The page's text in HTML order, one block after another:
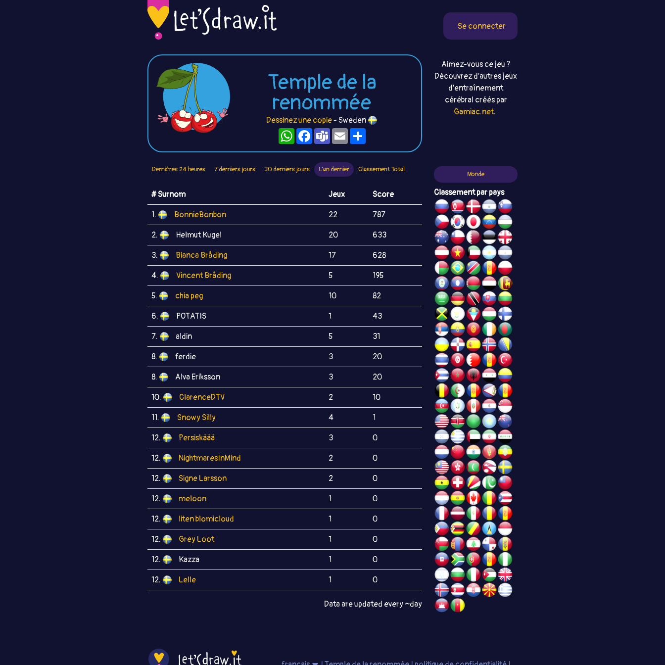
Se connecter
Temple de la
renommée
Dessinez une copie- Sweden
WhatsAppFacebook
TeamsEmailPartager
Aimez-vous ce jeu ?
Découvrez d'autres jeux
d'entraînement
cérébral créés par
Gamiac.net.
Dernières 24 heures 7 derniers jours 30 derniers jours L’an dernier Classement Total
# Surnom Jeux Score
1. BonnieBonbon 22 787
2. Helmut Kugel 20 633
3. Bianca Bråding 17 628
4. Vincent Bråding 5 195
5. chia peg 10 82
6. POTATIS 1 43
7. aldin 5 31
8. ferdie 3 20
8. Alva Eriksson 3 20
10. ClarenceDTV 2 10
11. Snowy Silly 4 1
12. Persiskäää 3 0
12. NightmaresInMind 2 0
12. Signe Larsson 2 0
12. meloon 1 0
12. liten blomicloud 1 0
12. Grey Loot 1 0
12. Kazza 1 0
12. Lelle 1 0
Data are updated every ~day
Monde
Classement par pays